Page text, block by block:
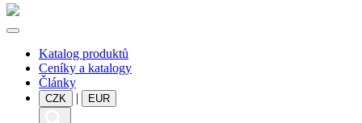
Katalog produktů
Ceníky a katalogy
Články
CZK | EUR